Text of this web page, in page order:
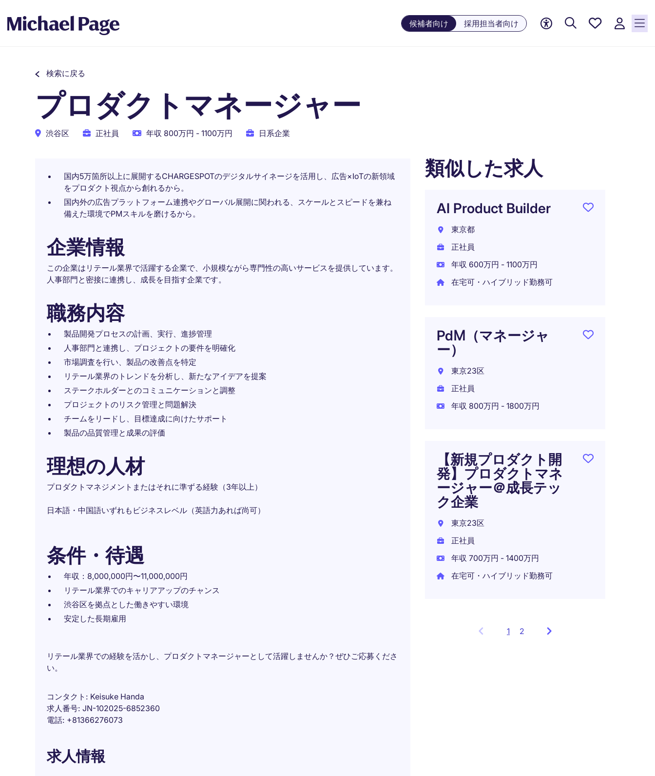
候補者向け 採用担当者向け
お気に
検索に戻る
プロダクトマネージャー
渋谷区 正社員 年収 800万円 - 1100万円 日系企業
国内5万箇所以上に展開するCHARGESPOTのデジタルサイネージを活用し、広告×IoTの新領域
をプロダクト視点から創れるから。
国内外の広告プラットフォーム連携やグローバル展開に関われる、スケールとスピードを兼ね
備えた環境でPMスキルを磨けるから。
企業情報
この企業はリテール業界で活躍する企業で、小規模ながら専門性の高いサービスを提供しています。
人事部門と密接に連携し、成長を目指す企業です。
職務内容
製品開発プロセスの計画、実行、進捗管理
人事部門と連携し、プロジェクトの要件を明確化
市場調査を行い、製品の改善点を特定
リテール業界のトレンドを分析し、新たなアイデアを提案
ステークホルダーとのコミュニケーションと調整
プロジェクトのリスク管理と問題解決
チームをリードし、目標達成に向けたサポート
製品の品質管理と成果の評価
理想の人材
プロダクトマネジメントまたはそれに準ずる経験（3年以上）
日本語・中国語いずれもビジネスレベル（英語力あれば尚可）
条件・待遇
年収：8,000,000円〜11,000,000円
リテール業界でのキャリアアップのチャンス
渋谷区を拠点とした働きやすい環境
安定した長期雇用
リテール業界での経験を活かし、プロダクトマネージャーとして活躍しませんか？ぜひご応募くださ
い。
コンタクト
Keisuke Handa
求人番号 JN-102025-6852360
電話 +81366276073
求人情報
類似した求人
AI Product Builder
東京都
正社員
年収 600万円 - 1100万円
在宅可・ハイブリッド勤務可
PdⅯ（マネージャ
ー）
東京23区
正社員
年収 800万円 - 1800万円
【新規プロダクト開
発】プロダクトマネ
ージャー＠成長テッ
ク企業
東京23区
正社員
年収 700万円 - 1400万円
在宅可・ハイブリッド勤務可
1 Showing
2